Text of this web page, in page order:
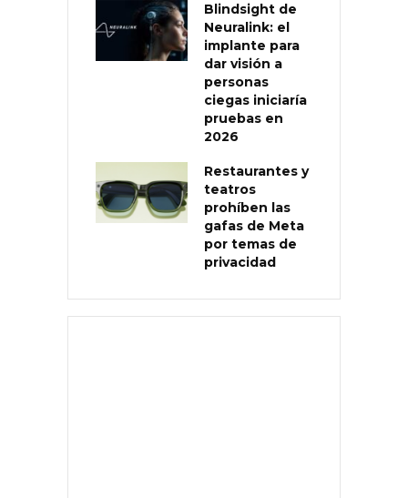
Blindsight de
Neuralink: el
implante para
dar visión a
personas
ciegas iniciaría
pruebas en
2026
Restaurantes y
teatros
prohíben las
gafas de Meta
por temas de
privacidad